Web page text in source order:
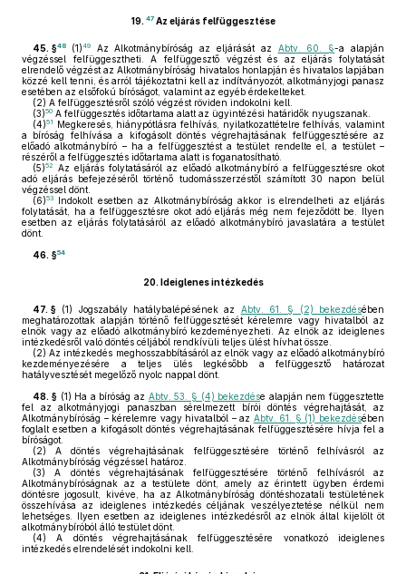
19. 47Az eljárás felfüggesztése
45. §48 (1)49Az Alkotmánybíróság az eljárását az Abtv. 60. §-a alapján
végzéssel felfüggesztheti. A felfüggesztő végzést és az eljárás folytatását
elrendelő végzést az Alkotmánybíróság hivatalos honlapján és hivatalos lapjában
közzé kell tenni, és arról tájékoztatni kell az indítványozót, alkotmányjogi panasz
esetében az elsőfokú bíróságot, valamint az egyéb érdekelteket.
(2) A felfüggesztésről szóló végzést röviden indokolni kell.
(3)50 A felfüggesztés időtartama alatt az ügyintézési határidők nyugszanak.
(4)51
Megkeresés, hiánypótlásra felhívás, nyilatkozattételre felhívás, valamint
a bíróság felhívása a kifogásolt döntés végrehajtásának felfüggesztésére az
előadó alkotmánybíró – ha a felfüggesztést a testület rendelte el, a testület –
részéről a felfüggesztés időtartama alatt is foganatosítható.
(5)52
Az eljárás folytatásáról az előadó alkotmánybíró a felfüggesztésre okot
adó eljárás befejezéséről történő tudomásszerzéstől számított 30 napon belül
végzéssel dönt.
(6)53
Indokolt esetben az Alkotmánybíróság akkor is elrendelheti az eljárás
folytatását, ha a felfüggesztésre okot adó eljárás még nem fejeződött be. Ilyen
esetben az eljárás folytatásáról az előadó alkotmánybíró javaslatára a testület
dönt.
46. §54
20. Ideiglenes intézkedés
47. § (1) Jogszabály hatálybalépésének az Abtv. 61. § (2) bekezdésében
meghatározottak alapján történő felfüggesztését kérelemre vagy hivatalból az
elnök vagy az előadó alkotmánybíró kezdeményezheti. Az elnök az ideiglenes
intézkedésről való döntés céljából rendkívüli teljes ülést hívhat össze.
(2) Az intézkedés meghosszabbításáról az elnök vagy az előadó alkotmánybíró
kezdeményezésére a teljes ülés legkésőbb a felfüggesztő határozat
hatályvesztését megelőző nyolc nappal dönt.
48. § (1) Ha a bíróság az Abtv. 53. § (4) bekezdése alapján nem függesztette
fel az alkotmányjogi panaszban sérelmezett bírói döntés végrehajtását, az
Alkotmánybíróság – kérelemre vagy hivatalból – az Abtv. 61. § (1) bekezdésében
foglalt esetben a kifogásolt döntés végrehajtásának felfüggesztésére hívja fel a
bíróságot.
(2) A döntés végrehajtásának felfüggesztésére történő felhívásról az
Alkotmánybíróság végzéssel határoz.
(3) A döntés végrehajtásának felfüggesztésére történő felhívásról az
Alkotmánybíróságnak az a testülete dönt, amely az érintett ügyben érdemi
döntésre jogosult, kivéve, ha az Alkotmánybíróság döntéshozatali testületének
összehívása az ideiglenes intézkedés céljának veszélyeztetése nélkül nem
lehetséges. Ilyen esetben az ideiglenes intézkedésről az elnök által kijelölt öt
alkotmánybíróból álló testület dönt.
(4) A döntés végrehajtásának felfüggesztésére vonatkozó ideiglenes
intézkedés elrendelését indokolni kell.